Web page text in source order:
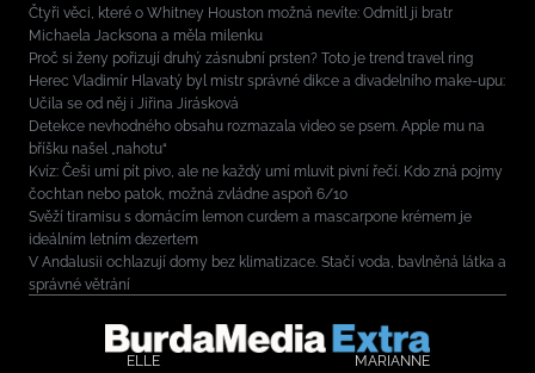
Čtyři věci, které o Whitney Houston možná nevíte: Odmítl ji bratr
Michaela Jacksona a měla milenku
Proč si ženy pořizují druhý zásnubní prsten? Toto je trend travel ring
Herec Vladimír Hlavatý byl mistr správné dikce a divadelního make-upu:
Učila se od něj i Jiřina Jirásková
Detekce nevhodného obsahu rozmazala video se psem. Apple mu na
bříšku našel „nahotu“
Kvíz: Češi umí pít pivo, ale ne každý umí mluvit pivní řečí. Kdo zná pojmy
čochtan nebo patok, možná zvládne aspoň 6/10
Svěží tiramisu s domácím lemon curdem a mascarpone krémem je
ideálním letním dezertem
V Andalusii ochlazují domy bez klimatizace. Stačí voda, bavlněná látka a
správné větrání
ELLE MARIANNE